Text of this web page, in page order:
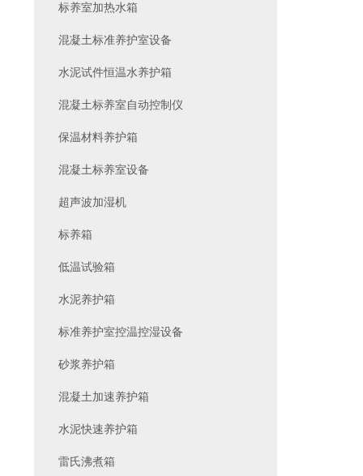
标养室加热水箱
混凝土标准养护室设备
水泥试件恒温水养护箱
混凝土标养室自动控制仪
保温材料养护箱
混凝土标养室设备
超声波加湿机
标养箱
低温试验箱
水泥养护箱
标准养护室控温控湿设备
砂浆养护箱
混凝土加速养护箱
水泥快速养护箱
雷氏沸煮箱